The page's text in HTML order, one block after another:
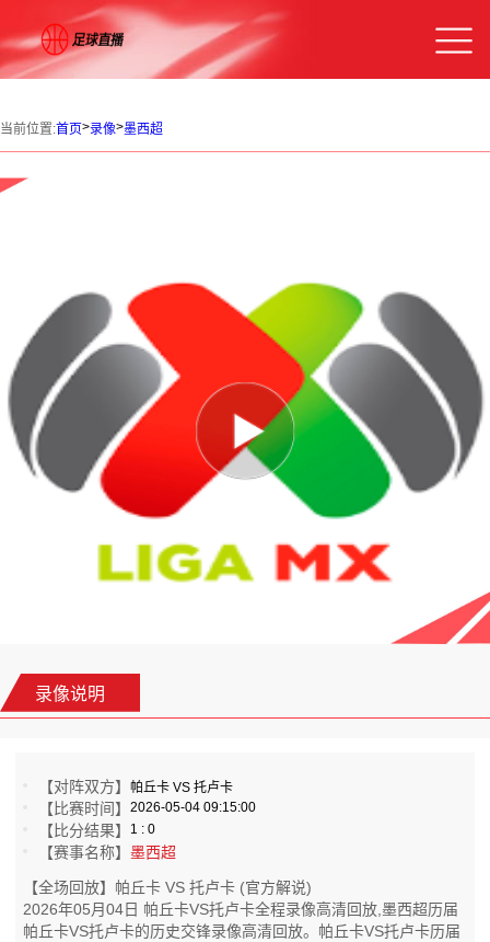
当前位置:首页>录像>墨西超
录像说明
【对阵双方】帕丘卡 VS 托卢卡
【比赛时间】2026-05-04 09:15:00
【比分结果】 1 : 0
【赛事名称】墨西超
【全场回放】帕丘卡 VS 托卢卡 (官方解说)
2026年05月04日 帕丘卡VS托卢卡全程录像高清回放,墨西超历届
帕丘卡VS托卢卡的历史交锋录像高清回放。帕丘卡VS托卢卡历届